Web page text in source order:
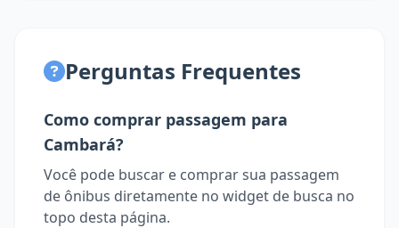
Perguntas Frequentes
Como comprar passagem para
Cambará?
Você pode buscar e comprar sua passagem
de ônibus diretamente no widget de busca no
topo desta página.